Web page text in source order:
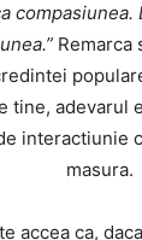
compasiunea.
Remarca
tine, adevarul
interactiunie
masura.
accea ca,